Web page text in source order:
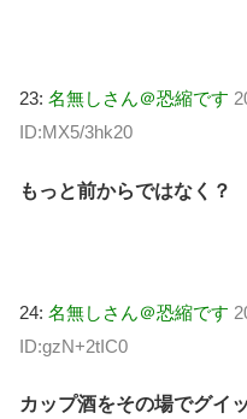
23: 名無しさん＠恐縮です
ID:MX5/3hk20
もっと前からではなく？
24: 名無しさん＠恐縮です
ID:gzN+2tIC0
カップ酒をその場でグイ